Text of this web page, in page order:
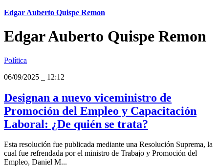
Edgar Auberto Quispe Remon
Edgar Auberto Quispe Remon
Política
06/09/2025
12:12
Designan a nuevo viceministro de
Promoción del Empleo y Capacitación
Laboral: ¿De quién se trata?
Esta resolución fue publicada mediante una Resolución Suprema, la
cual fue refrendada por el ministro de Trabajo y Promoción del
Empleo, Daniel M...